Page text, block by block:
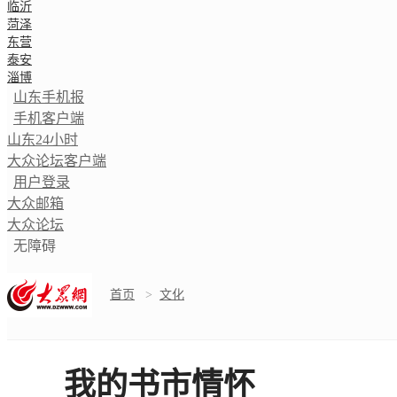
临沂
菏泽
东营
泰安
淄博
山东手机报
手机客户端
山东24小时
大众论坛客户端
用户登录
大众邮箱
大众论坛
无障碍
首页 > 文化
我的书市情怀